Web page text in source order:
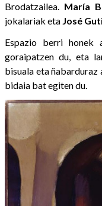
Brodatzailea. María
jokalariak eta José
Espazio berri honek
goraipatzen du, eta
bisuala eta ñabarduraz
bidaia bat egiten du.